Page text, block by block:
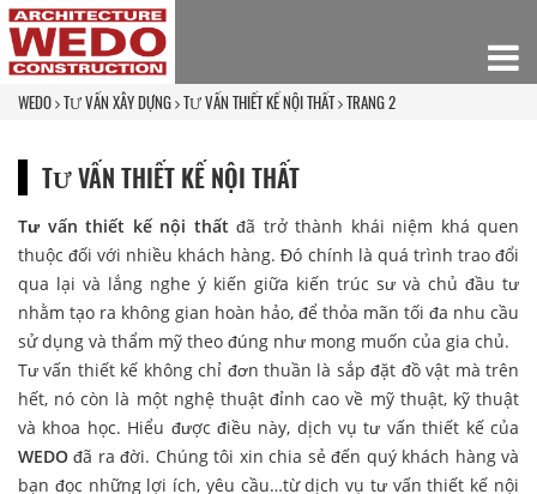
WEDO TƯ VẤN XÂY DỰNG TƯ VẤN THIẾT KẾ NỘI THẤT TRANG 2
TƯ VẤN THIẾT KẾ NỘI THẤT
Tư vấn thiết kế nội thất đã trở thành khái niệm khá quen
thuộc đối với nhiều khách hàng. Đó chính là quá trình trao đổi
qua lại và lắng nghe ý kiến giữa kiến trúc sư và chủ đầu tư
nhằm tạo ra không gian hoàn hảo, để thỏa mãn tối đa nhu cầu
sử dụng và thẩm mỹ theo đúng như mong muốn của gia chủ.
Tư vấn thiết kế không chỉ đơn thuần là sắp đặt đồ vật mà trên
hết, nó còn là một nghệ thuật đỉnh cao về mỹ thuật, kỹ thuật
và khoa học. Hiểu được điều này, dịch vụ tư vấn thiết kế của
WEDO đã ra đời. Chúng tôi xin chia sẻ đến quý khách hàng và
bạn đọc những lợi ích, yêu cầu…từ dịch vụ tư vấn thiết kế nội